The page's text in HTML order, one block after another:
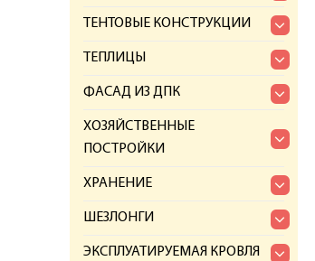
ТЕНТОВЫЕ КОНСТРУКЦИИ
ТЕПЛИЦЫ
ФАСАД ИЗ ДПК
ХОЗЯЙСТВЕННЫЕ
ПОСТРОЙКИ
ХРАНЕНИЕ
ШЕЗЛОНГИ
ЭКСПЛУАТИРУЕМАЯ КРОВЛЯ